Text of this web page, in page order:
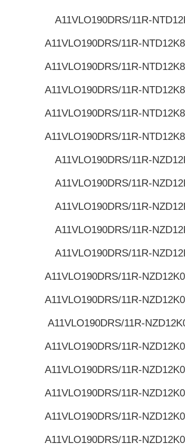
A11VLO190DRS/11R-
A11VLO190DRS/11R-
A11VLO190DRS/11R-
A11VLO190DRS/11R-
A11VLO190DRS/11R-
A11VLO190DRS/11R-
A11VLO190DRS/11R-
A11VLO190DRS/11R-
A11VLO190DRS/11R-
A11VLO190DRS/11R-
A11VLO190DRS/11R-
A11VLO190DRS/11R-
A11VLO190DRS/11R-
A11VLO190DRS/11R-
A11VLO190DRS/11R-
A11VLO190DRS/11R-
A11VLO190DRS/11R-
A11VLO190DRS/11R-
A11VLO190DRS/11R-